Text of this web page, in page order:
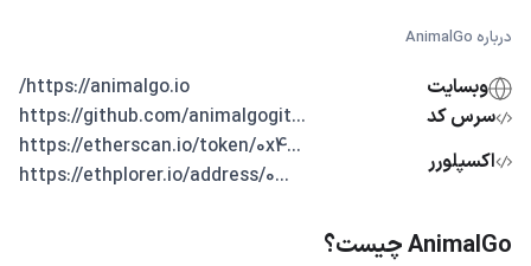
درباره AnimalGo
وبسایت
https://animalgo.io/
سرس کد
...https://github.com/animalgogit
اکسپلورر
...https://etherscan.io/token/0x4
...https://ethplorer.io/address/0
AnimalGo چیست؟